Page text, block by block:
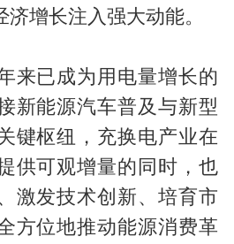
增长注入强大动能。
来已成为用电量增长的
新能源汽车普及与新型
键枢纽，充换电产业在
供可观增量的同时，也
激发技术创新、培育市
方位地推动能源消费革